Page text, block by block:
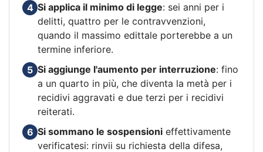
4 Si applica il minimo di legge: sei anni per i
delitti, quattro per le contravvenzioni,
quando il massimo edittale porterebbe a un
termine inferiore.
5 Si aggiunge l'aumento per interruzione: fino
a un quarto in più, che diventa la metà per i
recidivi aggravati e due terzi per i recidivi
reiterati.
6 Si sommano le sospensioni effettivamente
verificatesi: rinvii su richiesta della difesa,